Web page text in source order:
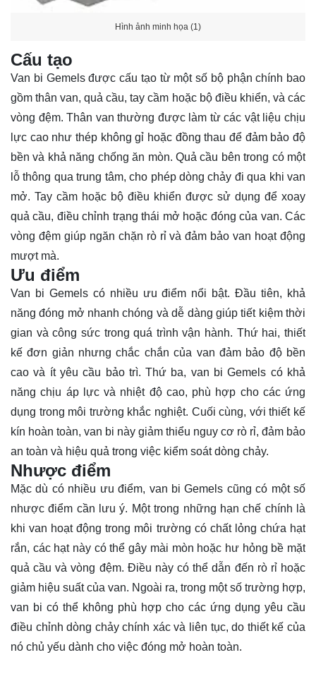
Hình ảnh minh họa (1)
Cấu tạo
Van bi Gemels được cấu tạo từ một số bộ phận chính bao
gồm thân van, quả cầu, tay cầm hoặc bộ điều khiển, và các
vòng đệm. Thân van thường được làm từ các vật liệu chịu
lực cao như thép không gỉ hoặc đồng thau để đảm bảo độ
bền và khả năng chống ăn mòn. Quả cầu bên trong có một
lỗ thông qua trung tâm, cho phép dòng chảy đi qua khi van
mở. Tay cầm hoặc bộ điều khiển được sử dụng để xoay
quả cầu, điều chỉnh trạng thái mở hoặc đóng của van. Các
vòng đệm giúp ngăn chặn rò rỉ và đảm bảo van hoạt động
mượt mà.
Ưu điểm
Van bi Gemels có nhiều ưu điểm nổi bật. Đầu tiên, khả
năng đóng mở nhanh chóng và dễ dàng giúp tiết kiệm thời
gian và công sức trong quá trình vận hành. Thứ hai, thiết
kế đơn giản nhưng chắc chắn của van đảm bảo độ bền
cao và ít yêu cầu bảo trì. Thứ ba, van bi Gemels có khả
năng chịu áp lực và nhiệt độ cao, phù hợp cho các ứng
dụng trong môi trường khắc nghiệt. Cuối cùng, với thiết kế
kín hoàn toàn, van bi này giảm thiểu nguy cơ rò rỉ, đảm bảo
an toàn và hiệu quả trong việc kiểm soát dòng chảy.
Nhược điểm
Mặc dù có nhiều ưu điểm, van bi Gemels cũng có một số
nhược điểm cần lưu ý. Một trong những hạn chế chính là
khi van hoạt động trong môi trường có chất lỏng chứa hạt
rắn, các hạt này có thể gây mài mòn hoặc hư hỏng bề mặt
quả cầu và vòng đệm. Điều này có thể dẫn đến rò rỉ hoặc
giảm hiệu suất của van. Ngoài ra, trong một số trường hợp,
van bi có thể không phù hợp cho các ứng dụng yêu cầu
điều chỉnh dòng chảy chính xác và liên tục, do thiết kế của
nó chủ yếu dành cho việc đóng mở hoàn toàn.